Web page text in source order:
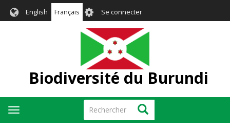
English Français User
account
menu
Se connecter
Biodiversité du Burundi
Rechercher Rechercher
Toggle
navigation